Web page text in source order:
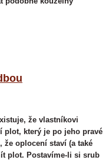
že vlastníkovi
plot, který je po jeho pravé
oplocení staví (a také
plot. Postavíme-li si srub